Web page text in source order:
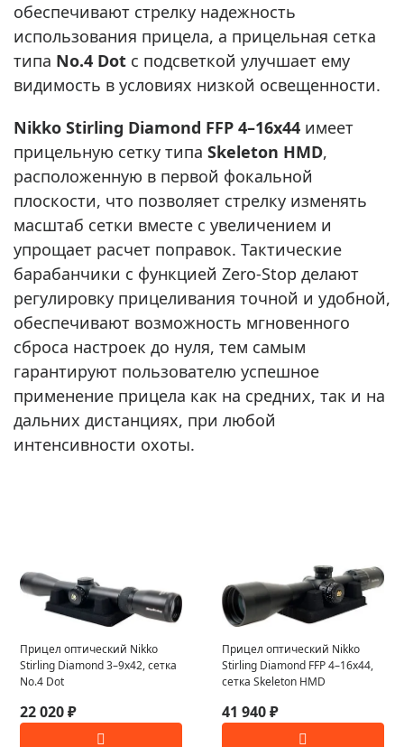
обеспечивают стрелку надежность
использования прицела, а прицельная сетка
типа No.4 Dot с подсветкой улучшает ему
видимость в условиях низкой освещенности.
Nikko Stirling Diamond FFP 4–16x44 имеет
прицельную сетку типа Skeleton HMD,
расположенную в первой фокальной
плоскости, что позволяет стрелку изменять
масштаб сетки вместе с увеличением и
упрощает расчет поправок. Тактические
барабанчики с функцией Zero-Stop делают
регулировку прицеливания точной и удобной,
обеспечивают возможность мгновенного
сброса настроек до нуля, тем самым
гарантируют пользователю успешное
применение прицела как на средних, так и на
дальних дистанциях, при любой
интенсивности охоты.
Прицел оптический Nikko
Stirling Diamond 3–9x42, сетка
No.4 Dot
22 020 ₽
Прицел оптический Nikko
Stirling Diamond FFP 4–16x44,
сетка Skeleton HMD
41 940 ₽